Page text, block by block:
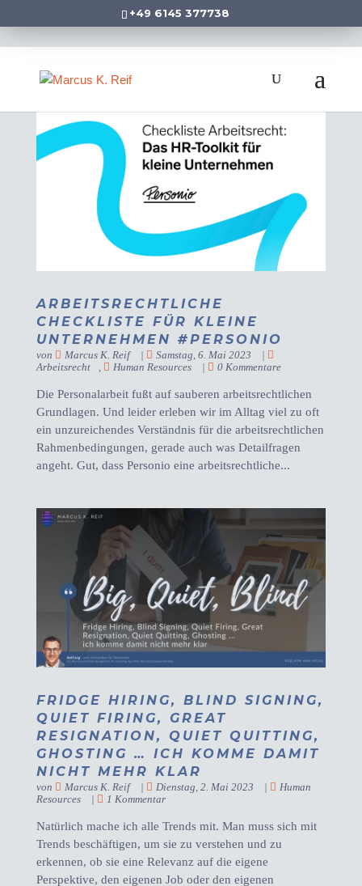
+49 6145 377738
ARBEITSRECHTLICHE
CHECKLISTE FÜR KLEINE
UNTERNEHMEN #PERSONIO
von Marcus K. Reif | Samstag, 6. Mai 2023
|
Arbeitsrecht
, Human Resources | 0 Kommentare
Die Personalarbeit fußt auf sauberen arbeitsrechtlichen
Grundlagen. Und leider erleben wir im Alltag viel zu oft
ein unzureichendes Verständnis für die arbeitsrechtlichen
Rahmenbedingungen, gerade auch was Detailfragen
angeht. Gut, dass Personio eine arbeitsrechtliche...
FRIDGE HIRING, BLIND SIGNING,
QUIET FIRING, GREAT
RESIGNATION, QUIET QUITTING,
GHOSTING … ICH KOMME DAMIT
NICHT MEHR KLAR
von Marcus K. Reif | Dienstag, 2. Mai 2023 |
Human
Resources
| 1 Kommentar
Natürlich mache ich alle Trends mit. Man muss sich mit
Trends beschäftigen, um sie zu verstehen und zu
erkennen, ob sie eine Relevanz auf die eigene
Perspektive, den eigenen Job oder den eigenen